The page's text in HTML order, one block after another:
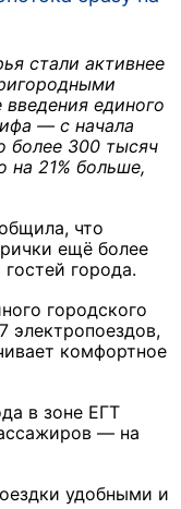
стали активнее
единого
— с начала
более 300 тысяч
на 21% больше,
что
ещё более
города.
городского
электропоездов,
комфортное
в зоне ЕГТ
— на
удобными и